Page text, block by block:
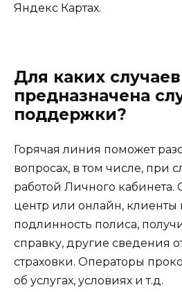
Яндекс Картах.
Для каких случаев
предназначена
поддержки?
Горячая линия поможет
вопросах, в том числе, при
работой Личного
центр или онлайн, клиенты
подлинность полиса,
справку, другие сведения
страховки. Операторы
об услугах, условиях и т.д.